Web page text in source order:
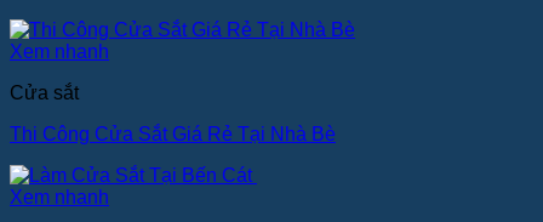
Xem nhanh
Cửa sắt
Thi Công Cửa Sắt Giá Rẻ Tại Nhà Bè
Xem nhanh